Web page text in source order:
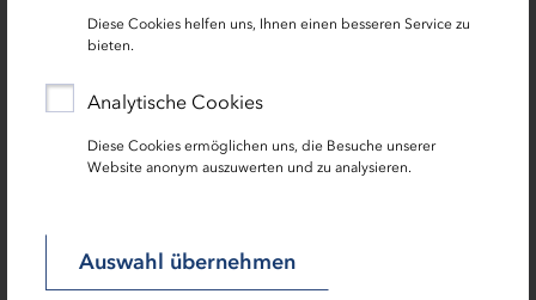
Diese Cookies helfen uns, Ihnen einen besseren Service zu
bieten.
Analytische Cookies
Diese Cookies ermöglichen uns, die Besuche unserer
Website anonym auszuwerten und zu analysieren.
Auswahl übernehmen
Zoom
Informationen zu unseren Produkten